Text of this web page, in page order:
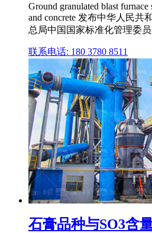
Ground granulated blast furnace
and concrete 发布中华人民共
总局中国国家标准化管理委
联系电话: 180 3780 8511
石膏品种与SO3含